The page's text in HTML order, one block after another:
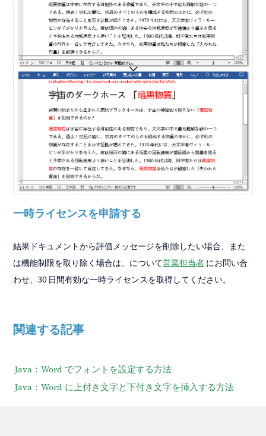
一時ライセンスを申請する
結果ドキュメントから評価メッセージを削除したい場合、また
は機能制限を取り除く場合は、について営業担当者 にお問い合
わせ、30 日間有効な一時ライセンスを取得してください。
関連する記事
Java：Word でフォントを設定する方法
Java：Word に上付き文字と下付き文字を挿入する方法